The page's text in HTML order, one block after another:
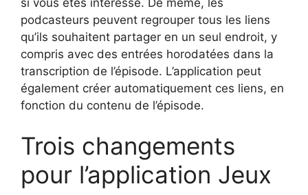
podcasteurs peuvent regrouper tous les liens
qu’ils souhaitent partager en un seul endroit, y
compris avec des entrées horodatées dans la
transcription de l’épisode. L’application peut
également créer automatiquement ces liens, en
fonction du contenu de l’épisode.
Trois changements
pour l’application Jeux